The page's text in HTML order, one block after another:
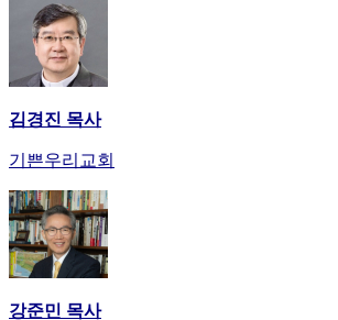
트
료
만
남
어
플
시
알
스
김경진 목사
기쁜우리교회
강준민 목사